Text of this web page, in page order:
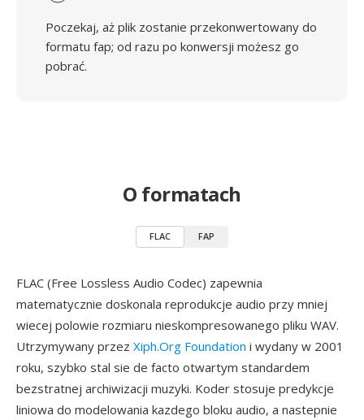
Poczekaj, aż plik zostanie przekonwertowany do
formatu fap; od razu po konwersji możesz go
pobrać.
O formatach
FLAC FAP
FLAC (Free Lossless Audio Codec) zapewnia
matematycznie doskonala reprodukcje audio przy mniej
wiecej polowie rozmiaru nieskompresowanego pliku WAV.
Utrzymywany przez Xiph.Org Foundation i wydany w 2001
roku, szybko stal sie de facto otwartym standardem
bezstratnej archiwizacji muzyki. Koder stosuje predykcje
liniowa do modelowania kazdego bloku audio, a nastepnie